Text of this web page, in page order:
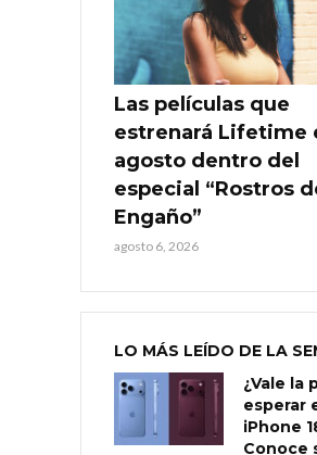
Las películas que
estrenará Lifetime
agosto dentro del
especial “Rostros
Engaño”
agosto 6, 2026
LO MÁS LEÍDO DE LA
¿Vale la
esperar
iPhone
Conoce